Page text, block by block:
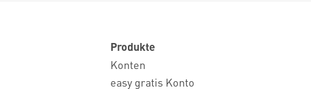
Produkte
Konten
easy gratis Konto